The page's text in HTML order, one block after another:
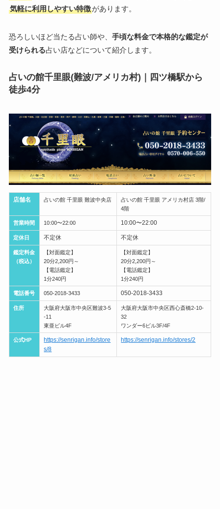
気軽に利用しやすい特徴があります。
恐ろしいほど当たる占い師や、 手頃な料金で本格的な鑑定が
受けられる占い店などについて紹介します。
占いの館千里眼(難波/アメリカ村)｜四ツ橋駅から
徒歩4分
店舗名 占いの館 千里眼 難波中央店
占いの館 千里眼 アメリカ村店 3階/
4階
営業時間 10:00〜22:00 10:00〜22:00
定休日 不定休 不定休
鑑定料金
（税込）
【対面鑑定】
20分2,200円～
【電話鑑定】
1分240円
【対面鑑定】
20分2,200円～
【電話鑑定】
1分240円
電話番号 050-2018-3433 050-2018-3433
住所
大阪府大阪市中央区難波3-5
-11
東亜ビル4F
大阪府大阪市中央区西心斎橋2-10-
32
ワンダー6ビル3F/4F
公式HP
https://senrigan.info/store
s/8
https://senrigan.info/stores/2